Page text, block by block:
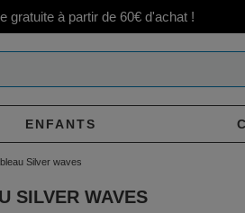
gratuite à partir de 60€ d'achat !
ENFANTS
Silver waves
SILVER WAVES